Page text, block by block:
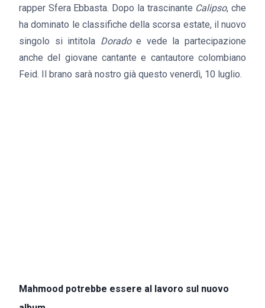
rapper Sfera Ebbasta. Dopo la trascinante Calipso, che
ha dominato le classifiche della scorsa estate, il nuovo
singolo si intitola Doradoe vede la partecipazione
anche del giovane cantante e cantautore colombiano
Feid. Il brano sarà nostro già questo venerdì, 10 luglio.
Mahmood potrebbe essere al lavoro sul nuovo